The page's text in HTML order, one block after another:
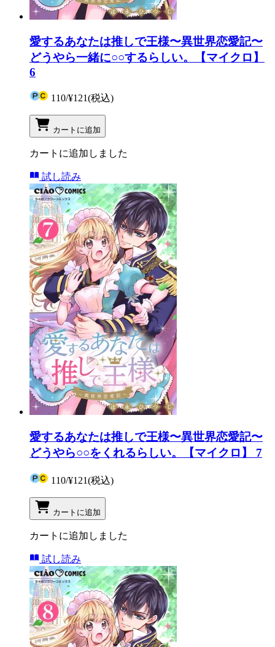
愛するあなたは推しで王様〜異世界恋愛記〜
どうやら一緒に○○するらしい。【マイクロ】
6
110/¥121(税込)
カートに追加
カートに追加しました
試し読み
愛するあなたは推しで王様〜異世界恋愛記〜
どうやら○○をくれるらしい。【マイクロ】 7
110/¥121(税込)
カートに追加
カートに追加しました
試し読み